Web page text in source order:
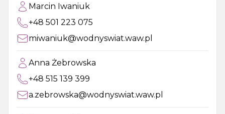
Marcin Iwaniuk
+48 501 223 075
miwaniuk@wodnyswiat.waw.pl
Anna Żebrowska
+48 515 139 399
a.zebrowska@wodnyswiat.waw.pl